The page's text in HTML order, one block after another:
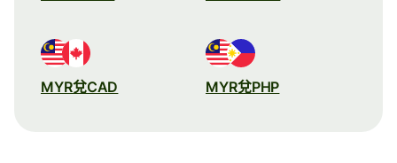
MYR兌CAD MYR兌PHP